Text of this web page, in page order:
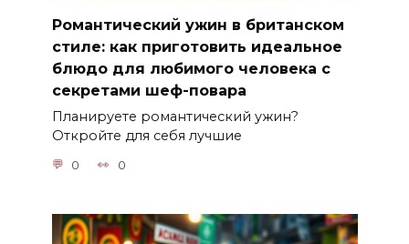
Романтический ужин в британском
стиле: как приготовить идеальное
блюдо для любимого человека с
секретами шеф-повара
Планируете романтический ужин?
Откройте для себя лучшие
0 0